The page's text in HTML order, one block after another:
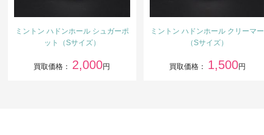
ミントン ハドンホール シュガーポ
ット（Sサイズ）
買取価格： 2,000円
ミントン ハドンホール クリーマー
（Sサイズ）
買取価格： 1,500円